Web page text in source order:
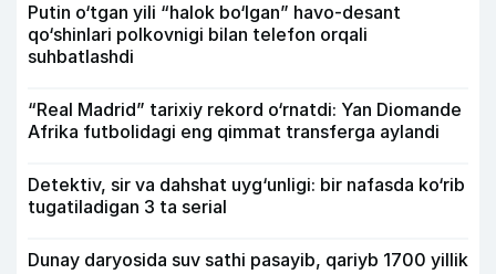
Putin o‘tgan yili “halok bo‘lgan” havo-desant
qo‘shinlari polkovnigi bilan telefon orqali
suhbatlashdi
“Real Madrid” tarixiy rekord o‘rnatdi: Yan Diomande
Afrika futbolidagi eng qimmat transferga aylandi
Detektiv, sir va dahshat uyg‘unligi: bir nafasda ko‘rib
tugatiladigan 3 ta serial
Dunay daryosida suv sathi pasayib, qariyb 1700 yillik